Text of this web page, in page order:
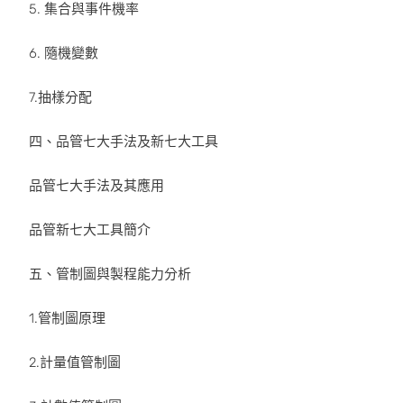
5. 集合與事件機率
6. 隨機變數
7.抽樣分配
四、品管七大手法及新七大工具
品管七大手法及其應用
品管新七大工具簡介
五、管制圖與製程能力分析
1.管制圖原理
2.計量值管制圖